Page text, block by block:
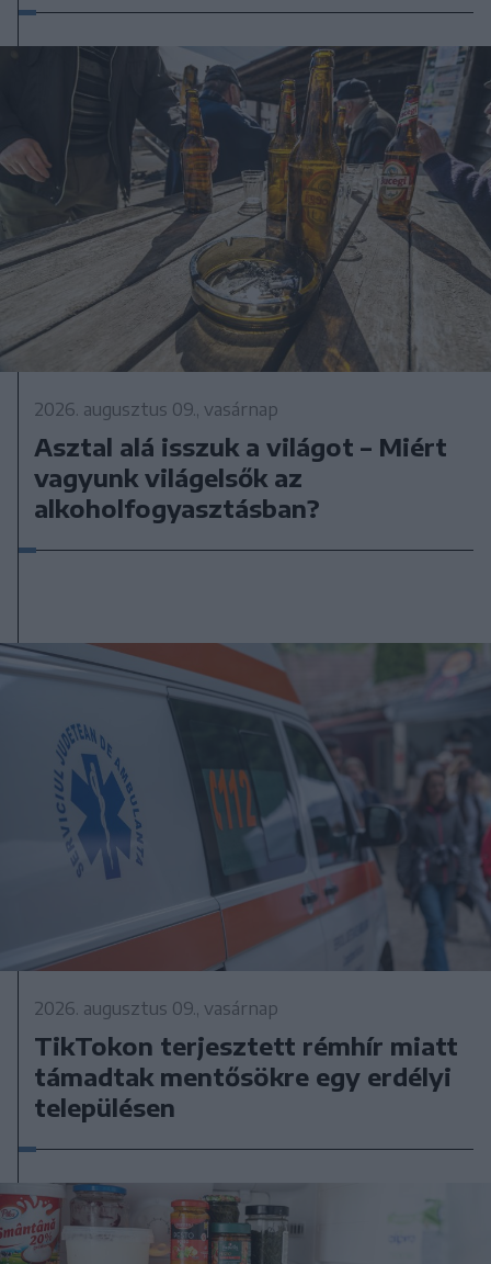
2026. augusztus 09., vasárnap
Asztal alá isszuk a világot – Miért
vagyunk világelsők az
alkoholfogyasztásban?
2026. augusztus 09., vasárnap
TikTokon terjesztett rémhír miatt
támadtak mentősökre egy erdélyi
településen